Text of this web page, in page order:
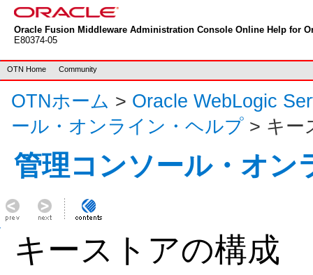
Oracle Fusion Middleware Administration Console Online Help for
E80374-05
OTN Home Community
OTNホーム > Oracle WebLogic
ール・オンライン・ヘルプ > キー
管理コンソール・オン
キーストアの構成